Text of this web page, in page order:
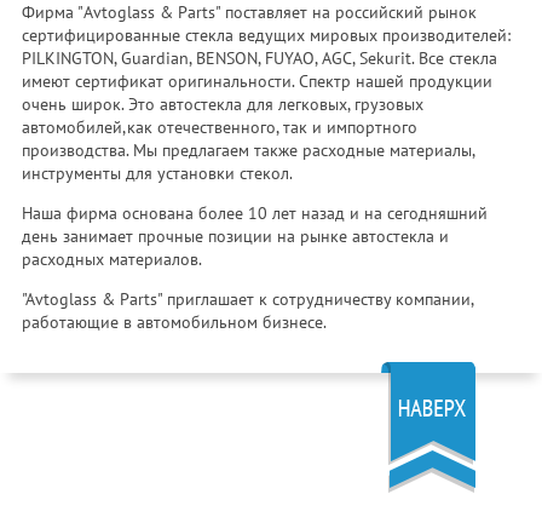
Фирма "Avtoglass & Parts" поставляет на российский рынок
сертифицированные стекла ведущих мировых производителей:
PILKINGTON, Guardian, BENSON, FUYAO, AGC, Sekurit. Все стекла
имеют сертификат оригинальности. Спектр нашей продукции
очень широк. Это автостекла для легковых, грузовых
автомобилей,как отечественного, так и импортного
производства. Мы предлагаем также расходные материалы,
инструменты для установки стекол.
Наша фирма основана более 10 лет назад и на сегодняшний
день занимает прочные позиции на рынке автостекла и
расходных материалов.
"Avtoglass & Parts" приглашает к сотрудничеству компании,
работающие в автомобильном бизнесе.